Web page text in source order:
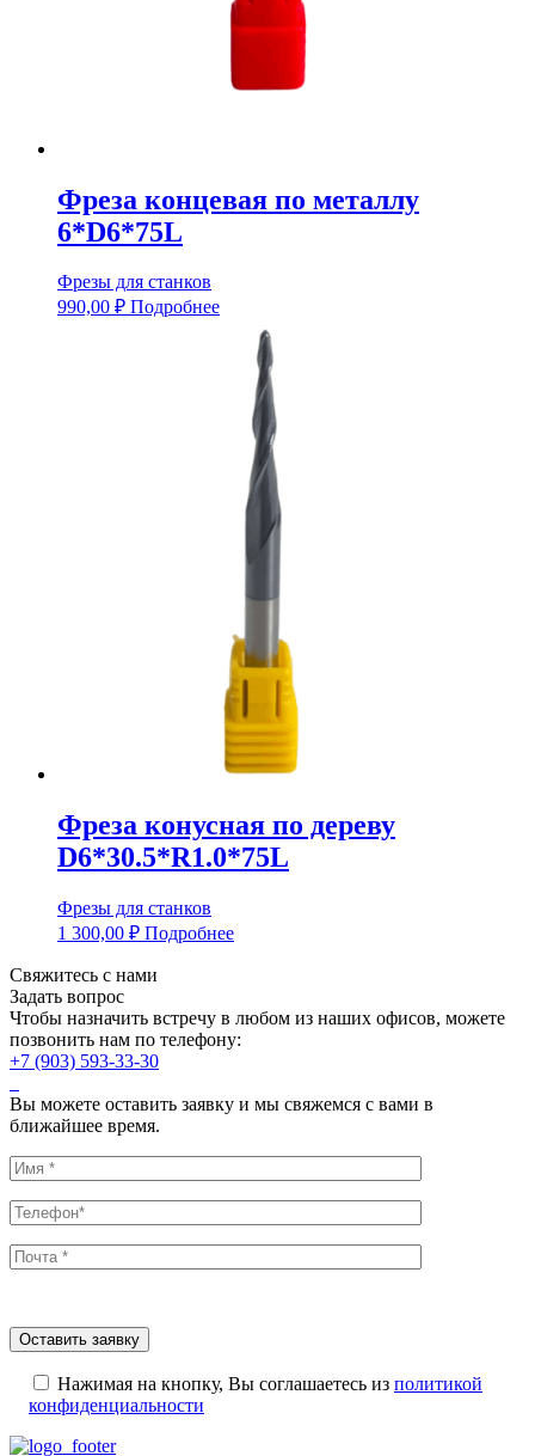
Фреза концевая по металлу
6*D6*75L
Фрезы для станков
990,00 ₽ Подробнее
Фреза конусная по дереву
D6*30.5*R1.0*75L
Фрезы для станков
1 300,00 ₽ Подробнее
Свяжитесь с нами
Задать вопрос
Чтобы назначить встречу в любом из наших офисов, можете
позвонить нам по телефону:
+7 (903) 593-33-30
Вы можете оставить заявку и мы свяжемся с вами в
ближайшее время.
Нажимая на кнопку, Вы соглашаетесь из политикой
конфиденциальности